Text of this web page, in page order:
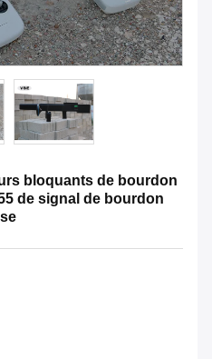
bloquants de bourdon
de signal de bourdon